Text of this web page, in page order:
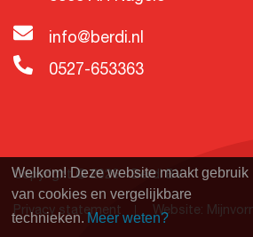
info@berdi.nl
0527-653363
Copyright © 2026 - Berdi BV
Privacy statement Website:
Welkom! Deze website maakt gebruik
van cookies en vergelijkbare
technieken. Meer weten?